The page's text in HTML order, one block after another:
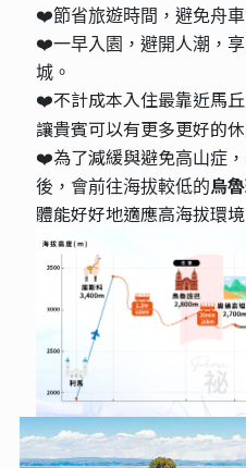
❤️節省旅遊時間，避免舟車
❤️一早入園，避開人潮，
城。
❤️不計成本入住最靠近馬
讓貴賓可以有更多更好的
❤️為了減緩與避免高山症，
後，會前往海拔較低的烏
體能好好地適應高海拔環境